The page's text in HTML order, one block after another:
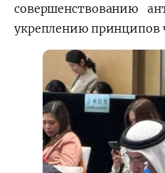
совершенствованию
укреплению принципов